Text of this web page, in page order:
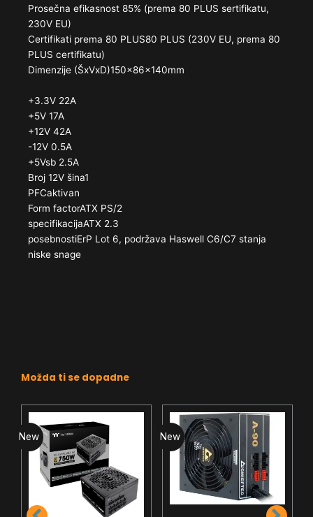
Prosečna efikasnost 85% (prema 80 PLUS sertifikatu,
230V EU)
Certifikati prema 80 PLUS80 PLUS (230V EU, prema 80
PLUS certifikatu)
Dimenzije (ŠxVxD)150x86x140mm
+3.3V 22A
+5V 17A
+12V 42A
-12V 0.5A
+5Vsb 2.5A
Broj 12V šina1
PFCaktivan
Form factorATX PS/​2
specifikacijaATX 2.3
posebnostiErP Lot 6, podržava Haswell C6/​C7 stanja
niske snage
Možda ti se dopadne
New New